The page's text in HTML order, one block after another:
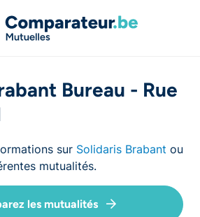
Bureau - Rue
sur Solidaris Brabant ou
mutualités.
les mutualités